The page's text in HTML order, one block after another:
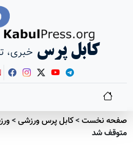
کابل پرس خبری،
صفحه نخست>کابل پرس ورزشی>
متوقف شد